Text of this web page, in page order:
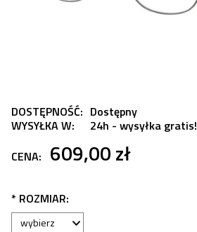
DOSTĘPNOŚĆ: Dostępny
WYSYŁKA W:
24h - wysyłka gratis!
CENA: 609,00 zł
* ROZMIAR: